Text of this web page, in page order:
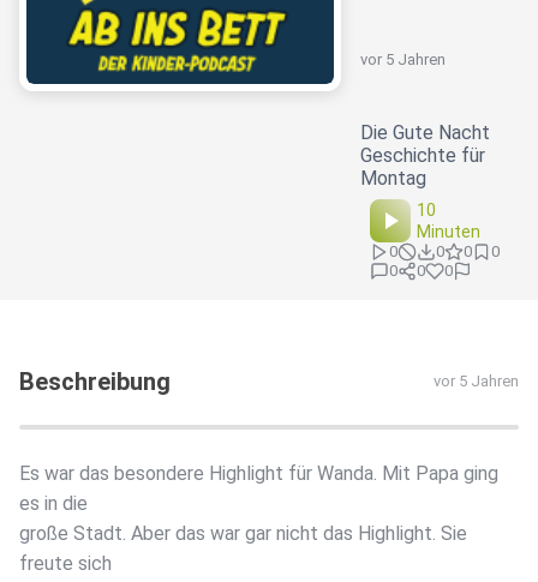
vor 5 Jahren
Die Gute Nacht
Geschichte für
Montag
10
Minuten
0 0 0
0
0
0 0
Beschreibung vor 5 Jahren
Es war das besondere Highlight für Wanda. Mit Papa ging
es in die
große Stadt. Aber das war gar nicht das Highlight. Sie
freute sich